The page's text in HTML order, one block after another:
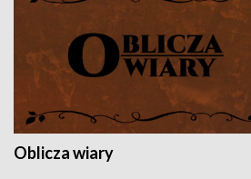
Oblicza wiary